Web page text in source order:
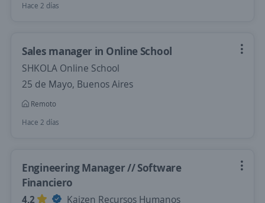
Hace 2 días
Sales manager in Online School
SHKOLA Online School
25 de Mayo, Buenos Aires
Remoto
Hace 2 días
Engineering Manager // Software
Financiero
4,2
Kaizen Recursos Humanos